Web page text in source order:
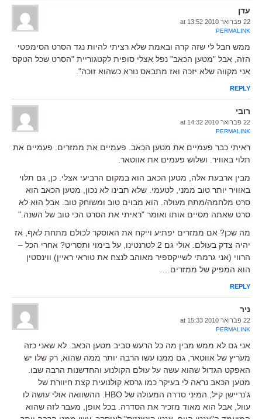
עדן
22 פברואר 2010 at 13:52
PERMALINK
ממש חבל לי שזה קרה ובאמת שלא רציתי להיות נגד הסרט הסימפטי
הזה, אבל "מטען הכאב" נפל אצלי סופית לקטגוריית "הסרט שכל הטקס
אני מקווה שלא יזכה ואז מתבאס נורא כשהוא זוכה".
REPLY
רובי
22 פברואר 2010 at 14:32
PERMALINK
ראיתי כבר פעמיים את מטען הכאב. פעמיים את ממזרים. פעמיים את
תלוי באוויר. ושלוש פעמים את אווטאר.
מבין ארבעת אלה, מטען הכאב הוא במקום הרביעי אצלי. כן, גם תלוי
באוויר יותר טוב ממני, לטעמי. שלא תבינו לא נכון, מטען הכאב הוא
סרט מלחמה/מתח מעולה. הוא מבוים טוב ומשוחק טוב. אבל הוא לא
סרט שאתה מסיים אותו ואומר "ראיתי את הסרט הכי טוב של השנה."
מה שכן? אם ממזרים יפתיע וייקח את האוסקר לכולם מתחת לאף, אז
יהיה צדק בעולם. אולי גם 2 לטרנטינו, על בימוי ותסריט? אחרי הכל –
הרווי (אני גרמתי לשייקספיר מאוהב לנצח את טוראי ראיין) ווינסטין
הוא המפיק של ממזרים….
REPLY
ניר
22 פברואר 2010 at 15:33
PERMALINK
אני גם לא ממש מבין מה כל הרעש סביב מטען הכאב. לא שאני כזה
מעריץ של אווטאר, גם ממנו עשו הרבה יותר ממה שהוא, רק שלו יש
האפקט הגדול שהוא עשה על עולם הקולנוע והחדשנות הרבה שבו.
מטען הכאב נראה לי בעיקר כמו גרסא קולנועית קצת חיוורת של
ג'נריישן קיל, המיני סדרה המעולה של HBO. ההשוואה אולי עושה לו
עוול, אבל הוא מאוד מזכיר את הסדרה. בכל אופן, מעבר לזה שהוא